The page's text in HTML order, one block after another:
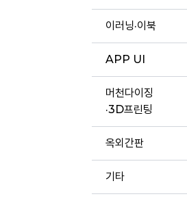
이러닝·이북
APP UI
머천다이징
·3D프린팅
옥외간판
기타